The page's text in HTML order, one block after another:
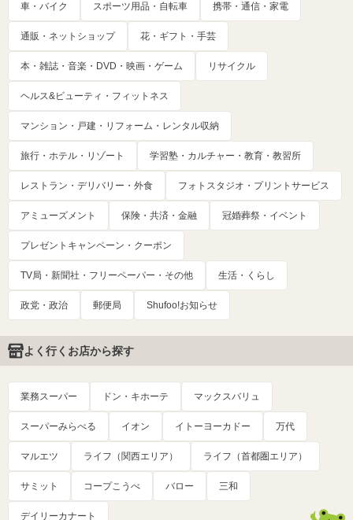
車・バイク スポーツ用品・自転車 携帯・通信・家電
通販・ネットショップ 花・ギフト・手芸
本・雑誌・音楽・DVD・映画・ゲーム リサイクル
ヘルス&ビューティ・フィットネス
マンション・戸建・リフォーム・レンタル収納
旅行・ホテル・リゾート 学習塾・カルチャー・教育・教習所
レストラン・デリバリー・外食 フォトスタジオ・プリントサービス
アミューズメント 保険・共済・金融 冠婚葬祭・イベント
プレゼントキャンペーン・クーポン
TV局・新聞社・フリーペーパー・その他 生活・くらし
政党・政治 郵便局 Shufoo!お知らせ
よく行くお店から探す
業務スーパー ドン・キホーテ マックスバリュ
スーパーみらべる イオン イトーヨーカドー 万代
マルエツ ライフ（関西エリア） ライフ（首都圏エリア）
サミット コープこうべ バロー 三和
デイリーカナート